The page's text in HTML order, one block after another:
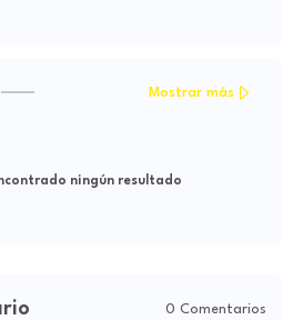
Mostrar más
ningún resultado
0 Comentarios